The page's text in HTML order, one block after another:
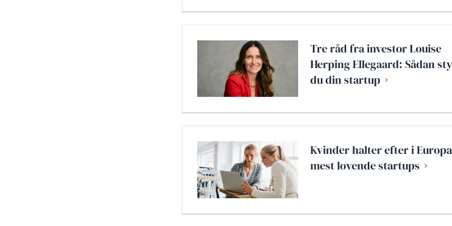
Tre råd fra investor Louise
Herping Ellegaard: Sådan
du din startup
Kvinder halter efter i
mest lovende startups